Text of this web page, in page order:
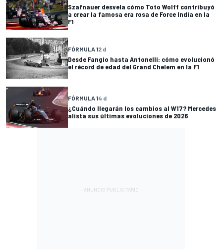
Szafnauer desvela cómo Toto Wolff contribuyó
a crear la famosa era rosa de Force India en la
F1
FÓRMULA 12 d
Desde Fangio hasta Antonelli: cómo evolucionó
el récord de edad del Grand Chelem en la F1
FÓRMULA 14 d
¿Cuándo llegarán los cambios al W17? Mercedes
alista sus últimas evoluciones de 2026